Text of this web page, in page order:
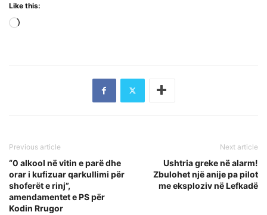
Like this:
Previous article
“0 alkool në vitin e parë dhe
orar i kufizuar qarkullimi për
shoferët e rinj”,
amendamentet e PS për
Kodin Rrugor
Next article
Ushtria greke në alarm!
Zbulohet një anije pa pilot
me eksploziv në Lefkadë